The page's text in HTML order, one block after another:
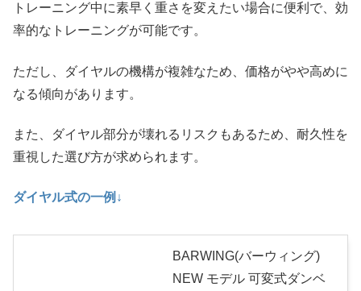
トレーニング中に素早く重さを変えたい場合に便利で、効
率的なトレーニングが可能です。
ただし、ダイヤルの機構が複雑なため、価格がやや高めに
なる傾向があります。
また、ダイヤル部分が壊れるリスクもあるため、耐久性を
重視した選び方が求められます。
ダイヤル式の一例↓
BARWING(バーウィング)
NEW モデル 可変式ダンベ